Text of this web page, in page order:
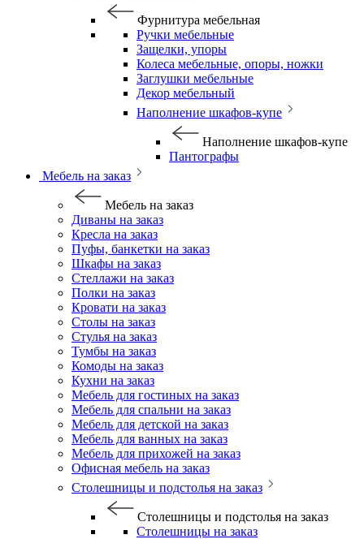
Фурнитура мебельная
Ручки мебельные
Защелки, упоры
Колеса мебельные, опоры, ножки
Заглушки мебельные
Декор мебельный
Наполнение шкафов-купе
Наполнение шкафов-купе
Пантографы
Мебель на заказ
Мебель на заказ
Диваны на заказ
Кресла на заказ
Пуфы, банкетки на заказ
Шкафы на заказ
Стеллажи на заказ
Полки на заказ
Кровати на заказ
Столы на заказ
Стулья на заказ
Тумбы на заказ
Комоды на заказ
Кухни на заказ
Мебель для гостиных на заказ
Мебель для спальни на заказ
Мебель для детской на заказ
Мебель для ванных на заказ
Мебель для прихожей на заказ
Офисная мебель на заказ
Столешницы и подстолья на заказ
Столешницы и подстолья на заказ
Столешницы на заказ